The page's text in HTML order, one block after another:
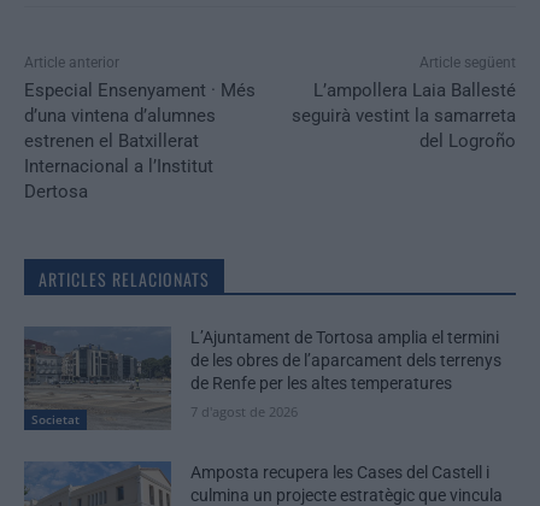
Article anterior
Especial Ensenyament · Més
d’una vintena d’alumnes
estrenen el Batxillerat
Internacional a l’Institut
Dertosa
Article següent
L’ampollera Laia Ballesté
seguirà vestint la samarreta
del Logroño
ARTICLES RELACIONATS
Societat
L’Ajuntament de Tortosa amplia el termini
de les obres de l’aparcament dels terrenys
de Renfe per les altes temperatures
7 d'agost de 2026
Amposta recupera les Cases del Castell i
culmina un projecte estratègic que vincula